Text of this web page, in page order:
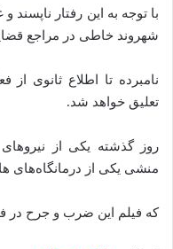
با توجه به این رفتار
شهروند خاطی در مراجع
نامبرده تا اطلاع ثانوی
تعلیق خواهد شد.
روز گذشته یکی از نیروهای
منشی یکی از درمانگاه‌های
که فیلم این ضرب و جرح